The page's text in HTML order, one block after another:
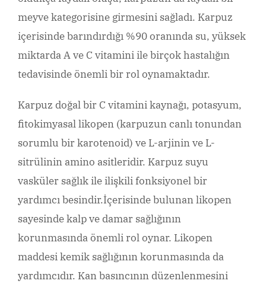
meyve kategorisine girmesini sağladı. Karpuz
içerisinde barındırdığı %90 oranında su, yüksek
miktarda A ve C vitamini ile birçok hastalığın
tedavisinde önemli bir rol oynamaktadır.
Karpuz doğal bir C vitamini kaynağı, potasyum,
fitokimyasal likopen (karpuzun canlı tonundan
sorumlu bir karotenoid) ve L-arjinin ve L-
sitrülinin amino asitleridir. Karpuz suyu
vasküler sağlık ile ilişkili fonksiyonel bir
yardımcı besindir.İçerisinde bulunan likopen
sayesinde kalp ve damar sağlığının
korunmasında önemli rol oynar. Likopen
maddesi kemik sağlığının korunmasında da
yardımcıdır. Kan basıncının düzenlenmesini